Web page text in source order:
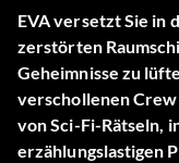
EVAversetzt Sie in
zerstörten
Geheimnisse zu
verschollenen Crew
von Sci-Fi-Rätseln,
erzählungslastigen